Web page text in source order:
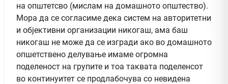
на општетсво (мислам на домашното општество).
Мора да се согласиме дека систем на авторитетни
и објективни организации никогаш, ама баш
никогаш не може да се изгради ако во домашното
опшетствено делување имаме огромна
поделеност на групите и тоа таквата поделенсот
во континуитет се продлабочува со невидена